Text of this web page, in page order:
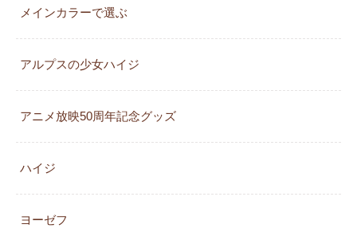
メインカラーで選ぶ
アルプスの少女ハイジ
アニメ放映50周年記念グッズ
ハイジ
ヨーゼフ